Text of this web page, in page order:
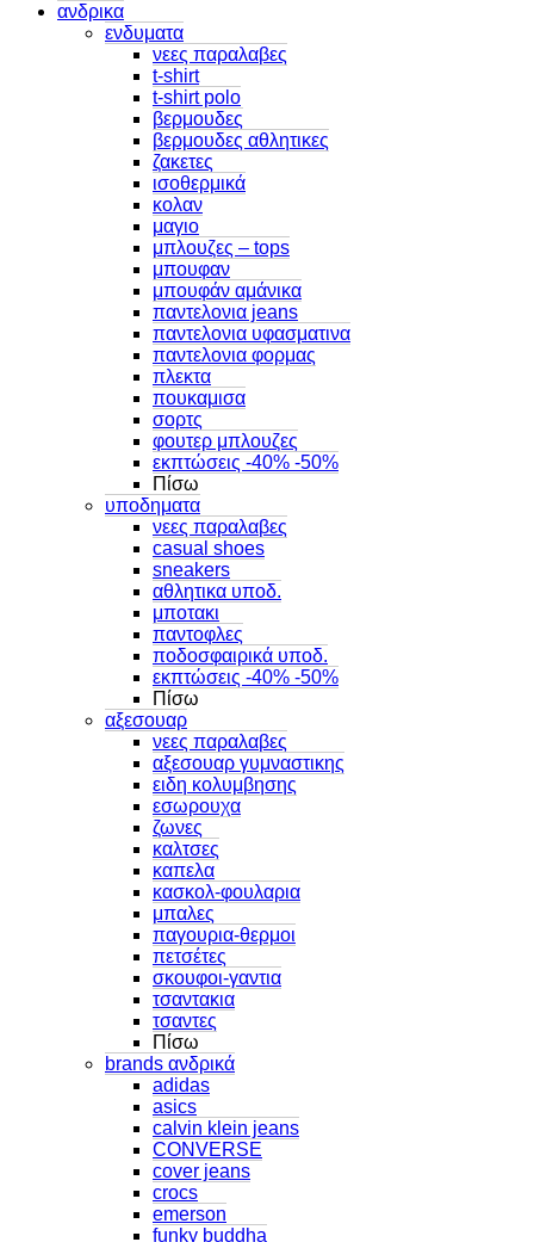
ανδρικα
ενδυματα
νεες παραλαβες
t-shirt
t-shirt polo
βερμουδες
βερμουδες αθλητικες
ζακετες
ισοθερμικά
κολαν
μαγιο
μπλουζες – tops
μπουφαν
μπουφάν αμάνικα
παντελονια jeans
παντελονια υφασματινα
παντελονια φορμας
πλεκτα
πουκαμισα
σορτς
φουτερ μπλουζες
εκπτώσεις -40% -50%
Πίσω
υποδηματα
νεες παραλαβες
casual shoes
sneakers
αθλητικα υποδ.
μποτακι
παντοφλες
ποδοσφαιρικά υποδ.
εκπτώσεις -40% -50%
Πίσω
αξεσουαρ
νεες παραλαβες
αξεσουαρ γυμναστικης
ειδη κολυμβησης
εσωρουχα
ζωνες
καλτσες
καπελα
κασκολ-φουλαρια
μπαλες
παγουρια-θερμοι
πετσέτες
σκουφοι-γαντια
τσαντακια
τσαντες
Πίσω
brands ανδρικά
adidas
asics
calvin klein jeans
CONVERSE
cover jeans
crocs
emerson
funky buddha